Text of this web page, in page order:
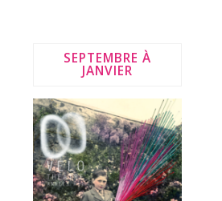
SEPTEMBRE À
JANVIER